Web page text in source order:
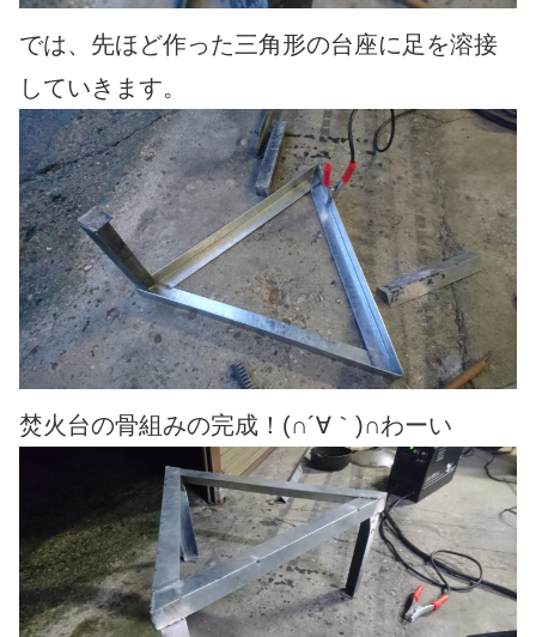
では、先ほど作った三角形の台座に足を溶接
していきます。
焚火台の骨組みの完成！(∩´∀｀)∩わーい